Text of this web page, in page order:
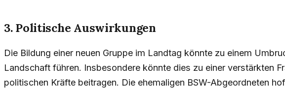
3. Politische Auswirkungen
Die Bildung einer neuen Gruppe im Landtag könnte zu einem
Landschaft führen. Insbesondere könnte dies zu einer verstärkten
politischen Kräfte beitragen. Die ehemaligen BSW-Abgeordneten